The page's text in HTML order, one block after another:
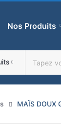
Nos Produits
MAÏS DOUX